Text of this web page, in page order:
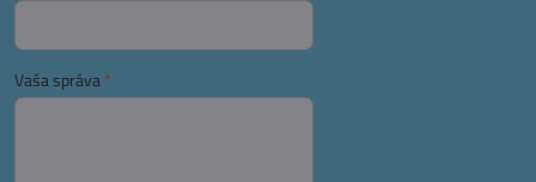
Vaša správa*